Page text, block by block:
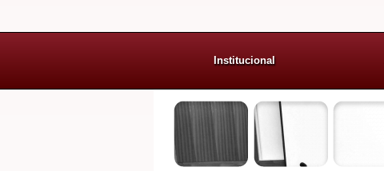
Institucional